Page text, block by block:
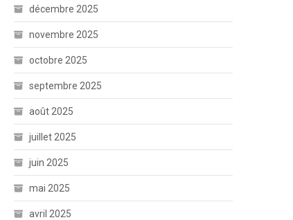
décembre 2025
novembre 2025
octobre 2025
septembre 2025
août 2025
juillet 2025
juin 2025
mai 2025
avril 2025